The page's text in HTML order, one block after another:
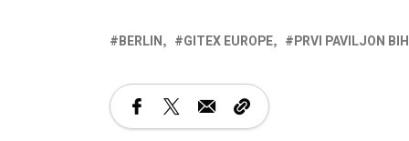
BERLIN GITEX EUROPE PRVI PAVILJON BIH